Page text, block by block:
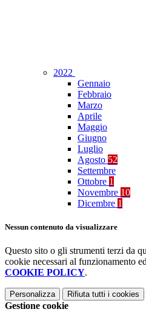
2022
Gennaio
Febbraio
Marzo
Aprile
Maggio
Giugno
Luglio
Agosto 52
Settembre
Ottobre 1
Novembre 10
Dicembre 1
Nessun contenuto da visualizzare
Questo sito o gli strumenti terzi da
cookie necessari al funzionamento
COOKIE POLICY.
Personalizza Rifiuta tutti i cookies
Gestione cookie